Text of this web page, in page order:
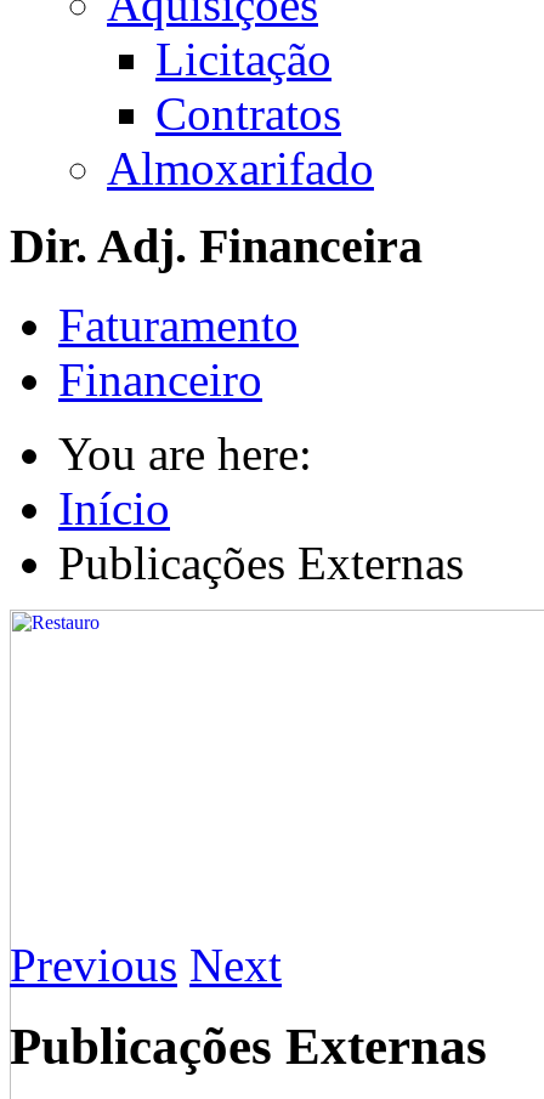
Licitação
Contratos
Almoxarifado
Dir. Adj. Financeira
Faturamento
Financeiro
You are here:
Início
Publicações Externas
Previous Next
Publicações Externas